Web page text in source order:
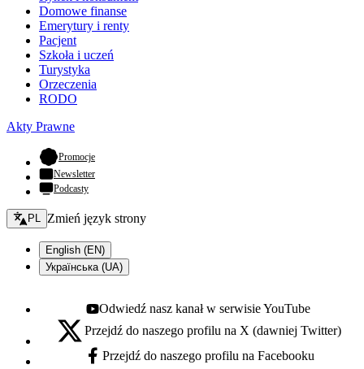
Domowe finanse
Emerytury i renty
Pacjent
Szkoła i uczeń
Turystyka
Orzeczenia
RODO
Akty Prawne
Promocje- otwiera się w nowej karcie
Newsletter
Podcasty
Zmień język - bieżący:
PL Zmień język strony
English (EN)
Українська (UA)
Youtube - otwiera się w nowej karcie
Odwiedź nasz kanał w serwisie YouTube
X - otwiera się w nowej karcie
Przejdź do naszego profilu na X (dawniej Twitter)
Facebook - otwiera się w nowej karcie
Przejdź do naszego profilu na Facebooku